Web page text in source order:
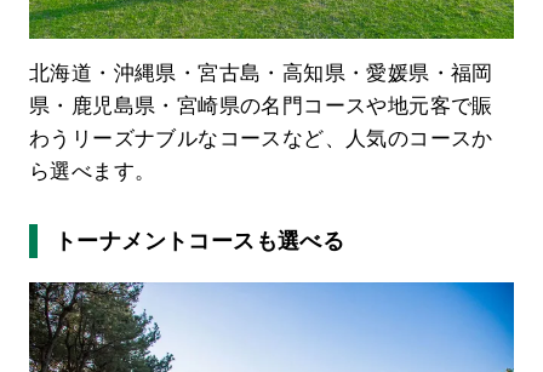
北海道・沖縄県・宮古島・高知県・愛媛県・福岡
県・鹿児島県・宮崎県の名門コースや地元客で賑
わうリーズナブルなコースなど、人気のコースか
ら選べます。
トーナメントコースも選べる